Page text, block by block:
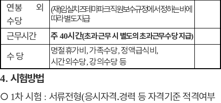
연봉 외
수당
(재)임실치즈테마파크 직원보수규정에서 정하는 바에
따라 별도 지급
근무시간 주 40시간(초과 근무 시 별도의 초과근무수당 지급)
수 당 명절휴가비 ,가족수당,정액급식비 ,
시간외수당,강의수당 등
4. 시험방법
○ 1차 시험 : 서류전형(응시자격․경력 등 자격기준 적격여부